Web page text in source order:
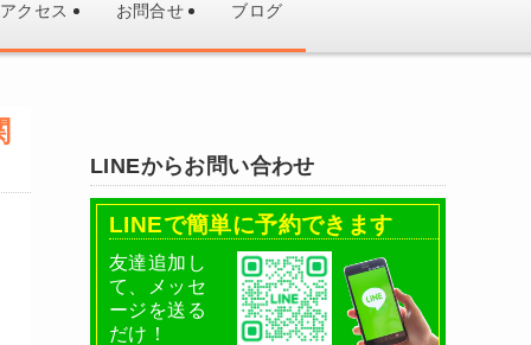
アクセス お問合せ ブログ
LINEからお問い合わせ
LINEで簡単に予約できます
友達追加し
て、メッセ
ージを送る
だけ！